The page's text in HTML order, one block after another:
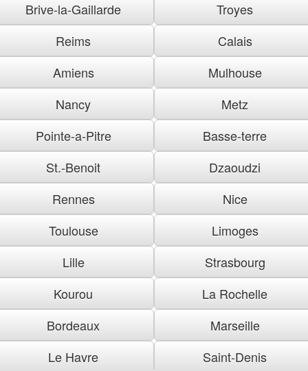
Brive-la-Gaillarde
Troyes
Reims
Calais
Amiens
Mulhouse
Nancy
Metz
Pointe-a-Pitre
Basse-terre
St.-Benoit
Dzaoudzi
Rennes
Nice
Toulouse
Limoges
Lille
Strasbourg
Kourou
La Rochelle
Bordeaux
Marseille
Le Havre
Saint-Denis